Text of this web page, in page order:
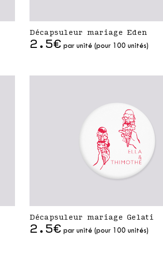
Décapsuleur mariage Eden
2.5€ par unité (pour 100 unités)
Décapsuleur mariage Gelati
2.5€ par unité (pour 100 unités)